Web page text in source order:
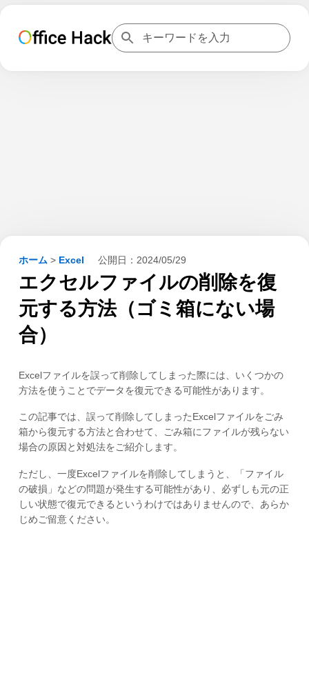
ホーム > Excel 公開日： 2024/05/29
エクセルファイルの削除を復
元する方法（ゴミ箱にない場
合）
Excelファイルを誤って削除してしまった際には、いくつかの
方法を使うことでデータを復元できる可能性があります。
この記事では、誤って削除してしまったExcelファイルをごみ
箱から復元する方法と合わせて、ごみ箱にファイルが残らない
場合の原因と対処法をご紹介します。
ただし、一度Excelファイルを削除してしまうと、「ファイル
の破損」などの問題が発生する可能性があり、必ずしも元の正
しい状態で復元できるというわけではありませんので、あらか
じめご留意ください。